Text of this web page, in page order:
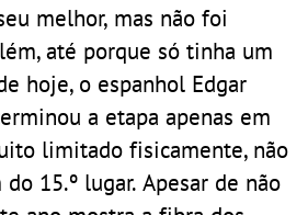
melhor, mas não foi
até porque só tinha um
hoje, o espanhol Edgar
a etapa apenas em
limitado fisicamente, não
15.º lugar. Apesar de não